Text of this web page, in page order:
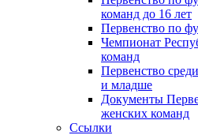
команд до 16 лет
Первенство по
Чемпионат
команд
Первенство
и младше
Документы
женских команд
Ссылки